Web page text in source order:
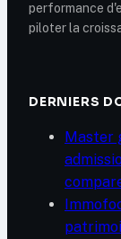
performance
piloter la
DERNIERS
Master